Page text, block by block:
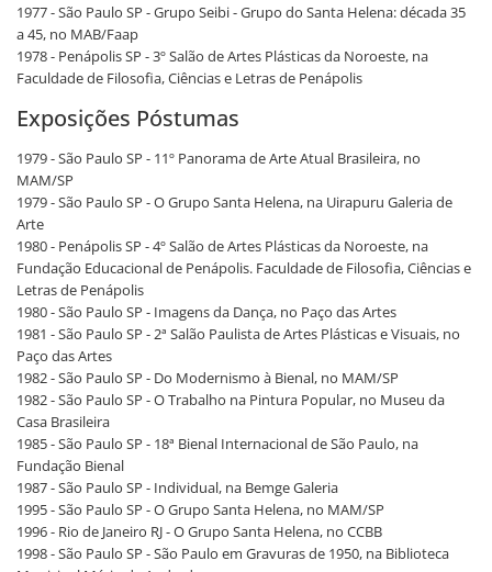
1977 - São Paulo SP - Grupo Seibi - Grupo do Santa Helena: década 35
a 45, no MAB/Faap
1978 - Penápolis SP - 3º Salão de Artes Plásticas da Noroeste, na
Faculdade de Filosofia, Ciências e Letras de Penápolis
Exposições Póstumas
1979 - São Paulo SP - 11º Panorama de Arte Atual Brasileira, no
MAM/SP
1979 - São Paulo SP - O Grupo Santa Helena, na Uirapuru Galeria de
Arte
1980 - Penápolis SP - 4º Salão de Artes Plásticas da Noroeste, na
Fundação Educacional de Penápolis. Faculdade de Filosofia, Ciências e
Letras de Penápolis
1980 - São Paulo SP - Imagens da Dança, no Paço das Artes
1981 - São Paulo SP - 2ª Salão Paulista de Artes Plásticas e Visuais, no
Paço das Artes
1982 - São Paulo SP - Do Modernismo à Bienal, no MAM/SP
1982 - São Paulo SP - O Trabalho na Pintura Popular, no Museu da
Casa Brasileira
1985 - São Paulo SP - 18ª Bienal Internacional de São Paulo, na
Fundação Bienal
1987 - São Paulo SP - Individual, na Bemge Galeria
1995 - São Paulo SP - O Grupo Santa Helena, no MAM/SP
1996 - Rio de Janeiro RJ - O Grupo Santa Helena, no CCBB
1998 - São Paulo SP - São Paulo em Gravuras de 1950, na Biblioteca